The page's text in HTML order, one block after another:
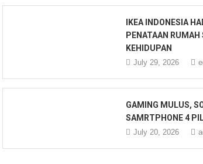
IKEA INDONESIA
PENATAAN
KEHIDUPAN
July 29, 2026
GAMING MULUS,
SAMRTPHONE 4
July 20, 2026